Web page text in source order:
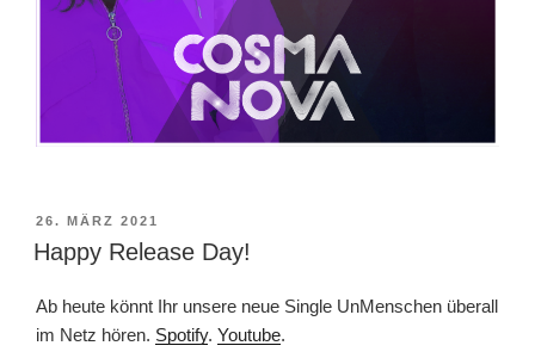
VERÖFFENTLICHT
AM
26. MÄRZ 2021
Happy Release Day!
Ab heute könnt Ihr unsere neue Single UnMenschen überall
im Netz hören. Spotify. Youtube.